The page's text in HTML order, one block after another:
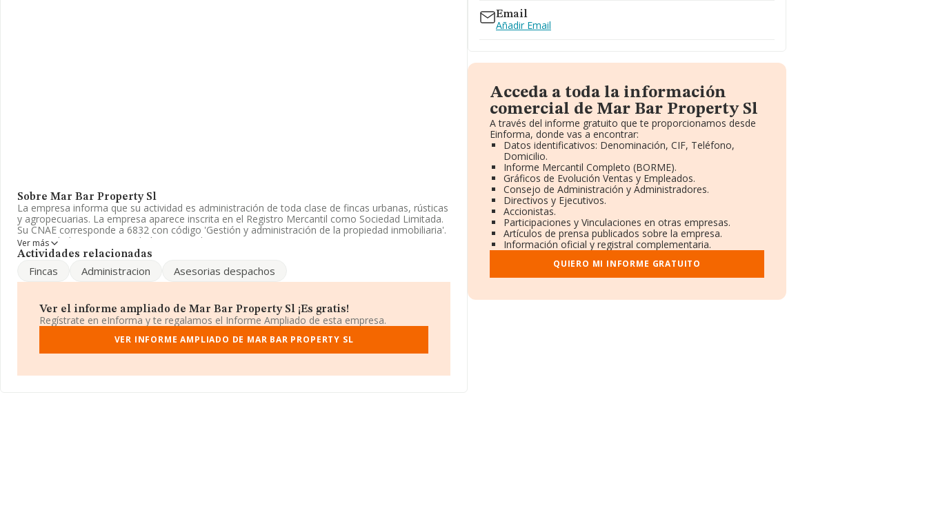
Sobre Mar Bar Property Sl
La empresa informa que su actividad es administración de toda clase de fincas urbanas, rústicas
y agropecuarias. La empresa aparece inscrita en el Registro Mercantil como Sociedad Limitada.
Su CNAE corresponde a 6832 con código 'Gestión y administración de la propiedad inmobiliaria'.
La sociedad no tiene actividad en mercados exteriores.
núm. 2 Ptl 3, Piso 3 B, (28702), en el municipio de San Sebastian De Los Reyes, Madrid.
la facturación asciende a 5.912 millones de euros y en 2024 la media de facturación de ventas
entre todas las compañías alcanza los 160 mil euros. Respecto a la información de la provincia
(hablamos de Madrid), en la base de datos INFORMA constan 8931 empresas, con ventas en el
año 2024 de 3.155 millones de euros. Finalmente, para completar los datos de sector, en 2024,
la media de empleados es de 2; la media de antigüedad desde la constitución es de 16 años.
Ver más
Actividades relacionadas
Fincas Administracion Asesorias despachos
Ver el informe ampliado de Mar Bar Property Sl ¡Es gratis!
Regístrate en eInforma y te regalamos el Informe Ampliado de esta empresa.
VER INFORME AMPLIADO DE MAR BAR PROPERTY SL
Email
Añadir Email
Acceda a toda la información
comercial de Mar Bar Property Sl
A través del informe gratuito que te proporcionamos desde
Einforma, donde vas a encontrar:
Datos identificativos: Denominación, CIF, Teléfono,
Domicilio.
Informe Mercantil Completo (BORME).
Gráficos de Evolución Ventas y Empleados.
Consejo de Administración y Administradores.
Directivos y Ejecutivos.
Accionistas.
Participaciones y Vinculaciones en otras empresas.
Artículos de prensa publicados sobre la empresa.
Información oficial y registral complementaria.
QUIERO MI INFORME GRATUITO